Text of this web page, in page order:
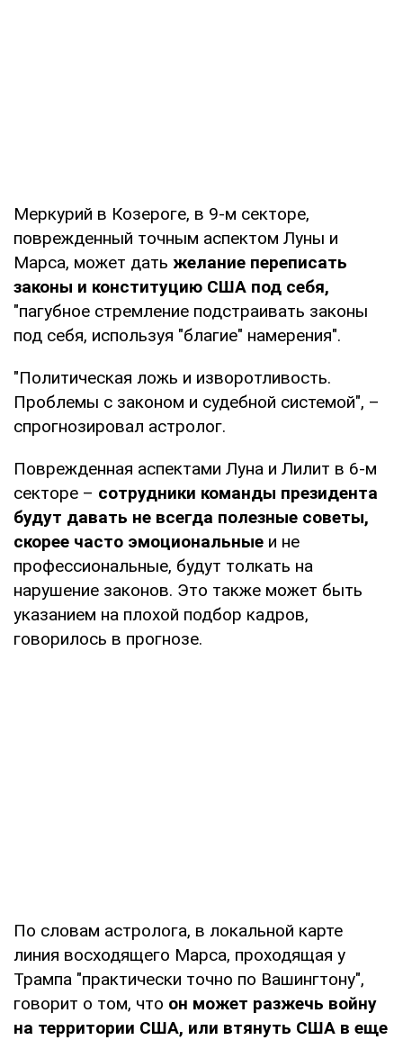
Меркурий в Козероге, в 9-м секторе,
поврежденный точным аспектом Луны и
Марса, может дать желание переписать
законы и конституцию США под себя,
"пагубное стремление подстраивать законы
под себя, используя "благие" намерения".
"Политическая ложь и изворотливость.
Проблемы с законом и судебной системой", –
спрогнозировал астролог.
Поврежденная аспектами Луна и Лилит в 6-м
секторе – сотрудники команды президента
будут давать не всегда полезные советы,
скорее часто эмоциональные и не
профессиональные, будут толкать на
нарушение законов. Это также может быть
указанием на плохой подбор кадров,
говорилось в прогнозе.
По словам астролога, в локальной карте
линия восходящего Марса, проходящая у
Трампа "практически точно по Вашингтону",
говорит о том, что он может разжечь войну
на территории США, или втянуть США в еще